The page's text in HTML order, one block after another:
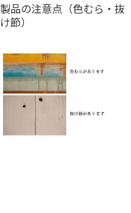
製品の注意点（色むら・抜
け節）